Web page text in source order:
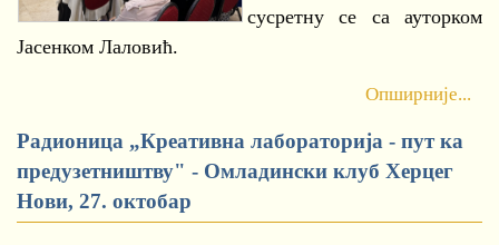
сусретну се са ауторком
Јасенком Лаловић.
Опширније...
Радионица „Креативна лабораторија - пут ка
предузетништву" - Омладински клуб Херцег
Нови, 27. октобар